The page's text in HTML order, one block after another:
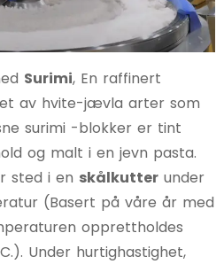
Surimi, En raffinert
av hvite-jævla arter som
surimi -blokker er tint
og malt i en jevn pasta.
sted i en skålkutter under
(Basert på våre år med
opprettholdes
Under hurtighastighet,